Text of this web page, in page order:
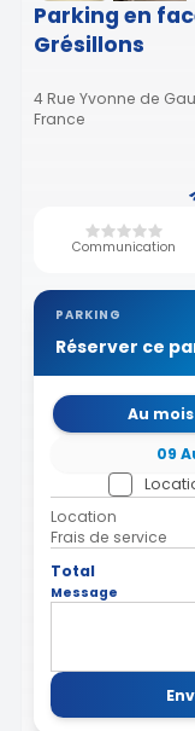
Parking en
Grésillons
4 Rue Yvonne de
France
Communication
PARKING
Réserver ce
Au mois
09
Location
Frais de service
Total
Message